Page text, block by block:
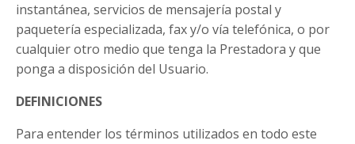
instantánea, servicios de mensajería postal y
paquetería especializada, fax y/o vía telefónica, o por
cualquier otro medio que tenga la Prestadora y que
ponga a disposición del Usuario.
DEFINICIONES
Para entender los términos utilizados en todo este